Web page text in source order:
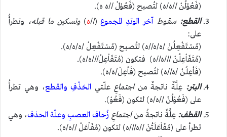
(فَعُوْلُنْ //ه/ه) لتُصبح (فَعُوْلْ //ه ه).
القطع: سقوط آخر الوتدِ المجموع(//ه)وتسكين ما قبله، وتطرأُ
على:
(مُسْتَفْعِلُنْ /ه/ه//ه) لتُصبح (مُسْتَفْعِلْ /ه/ه/ه).
(مُتَفَاْعِلُنْ ///ه//ه) فتكون (مُتَفَاْعِلْ///ه/ه).
(فَاْعِلُنْ /ه//ه) لتُصبح (فَاْعِلْ/ه/ه).
البتر: عِلَّةٌ ناتجةٌ مناجتماعِ علّتي الحَذْفِ والقطع، وهي تطرأُ
على (فَعُوْلُنْ //ه/ه) لتكون (فَعُوْ).
القطف: عِلَّةٌ ناتجةُ مناجتماعِ زُحاف العصبِ وعلّة الحذف، وهي
تطرأ على (مُفَاْعَلَتُنْ //ه///ه) لتكون (مُفَاْعَلْ //ه/ه).